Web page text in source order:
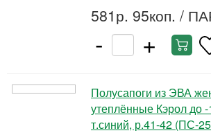
581р. 95коп. /
- +
Полусапоги из ЭВА
утеплённые Кэрол до
т.синий, р.41-42 (ПС-